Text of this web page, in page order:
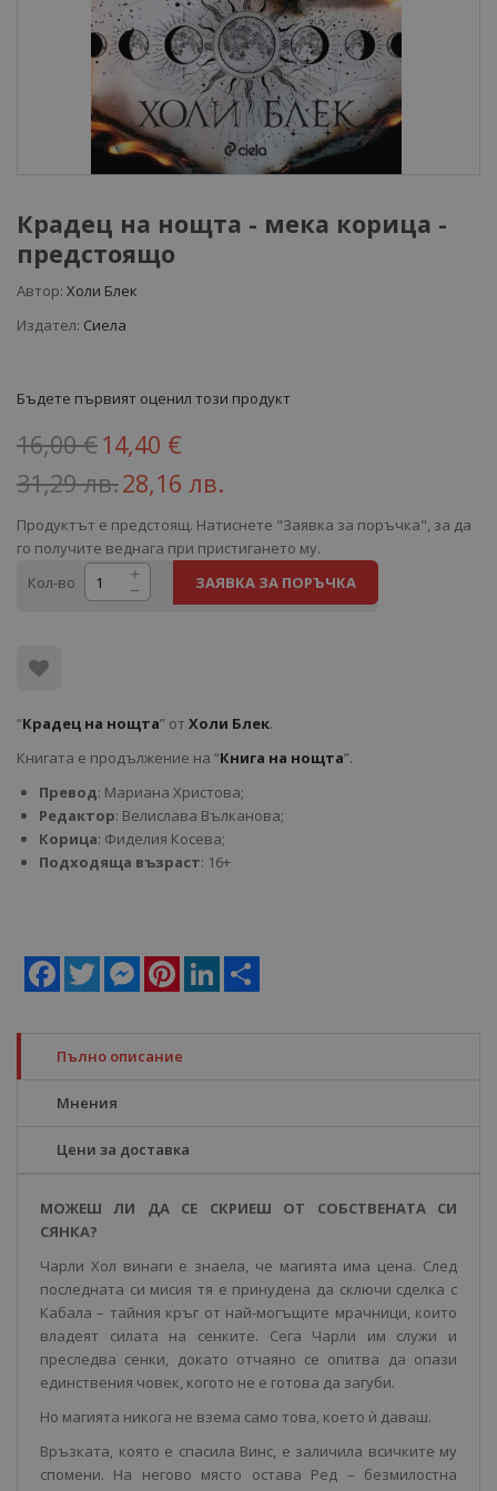
Крадец на нощта - мека корица -
предстоящо
Автор: Холи Блек
Издател: Сиела
Бъдете първият оценил този продукт
16,00 €14,40 €
31,29 лв.28,16 лв.
Продуктът е предстоящ. Натиснете "Заявка за поръчка", за да
го получите веднага при пристигането му.
Кол-во
ЗАЯВКА ЗА ПОРЪЧКА
“Крадец на нощта” от Холи Блек.
Книгата е продължение на “Книга на нощта”.
Превод: Мариана Христова;
Редактор: Велислава Вълканова;
Корица: Фиделия Косева;
Подходяща възраст: 16+
Facebook
Twitter MessengerPinterestLinkedIn
Пълно описание
Мнения
Цени за доставка
МОЖЕШ ЛИ ДА СЕ СКРИЕШ ОТ СОБСТВЕНАТА СИ
СЯНКА?
Чарли Хол винаги е знаела, че магията има цена. След
последната си мисия тя е принудена да сключи сделка с
Кабала – тайния кръг от най-могъщите мрачници, които
владеят силата на сенките. Сега Чарли им служи и
преследва сенки, докато отчаяно се опитва да опази
единствения човек, когото не е готова да загуби.
Но магията никога не взема само това, което ѝ даваш.
Връзката, която е спасила Винс, е заличила всичките му
спомени. На негово място остава Ред – безмилостна